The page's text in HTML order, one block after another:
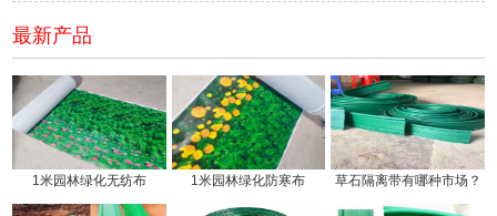
最新产品
1米园林绿化无纺布 1米园林绿化防寒布 草石隔离带有哪种市场？